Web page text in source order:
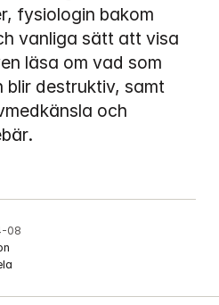
fysiologin bakom
vanliga sätt att visa
läsa om vad som
blir destruktiv, samt
och
08